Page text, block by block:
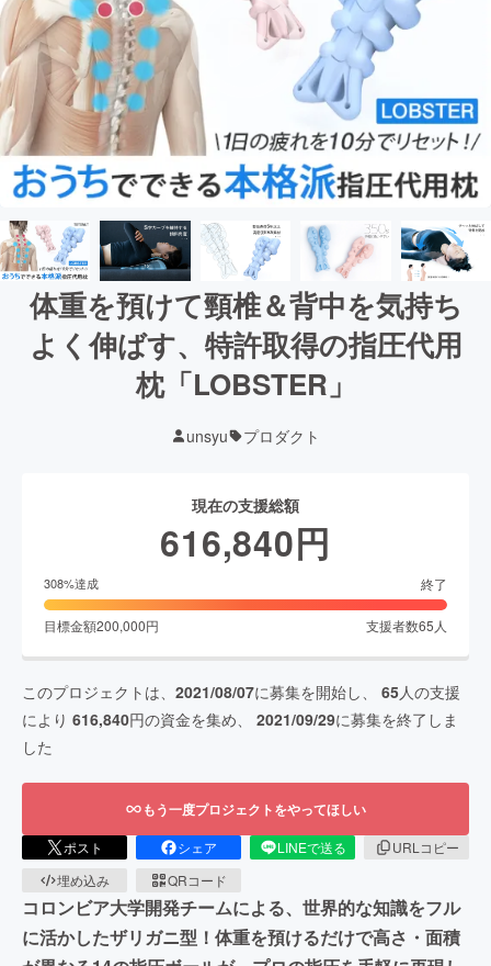
体重を預けて頸椎＆背中を気持ち
よく伸ばす、特許取得の指圧代用
枕「LOBSTER」
unsyu プロダクト
現在の支援総額
616,840円
308%達成 終了
目標金額200,000円 支援者数65 人
このプロジェクトは、 2021/08/07に募集を開始し、 65人の支援
により 616,840円の資金を集め、 2021/09/29に募集を終了しま
した
もう一度プロジェクトをやってほしい
ポスト シェア LINEで送る
URLコピー
埋め込み
QRコード
コロンビア大学開発チームによる、世界的な知識をフル
に活かしたザリガニ型！体重を預けるだけで高さ・面積